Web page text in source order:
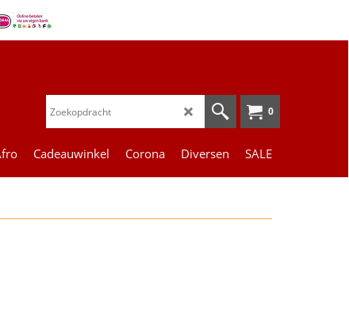
0
Cadeauwinkel Corona Diversen SALE